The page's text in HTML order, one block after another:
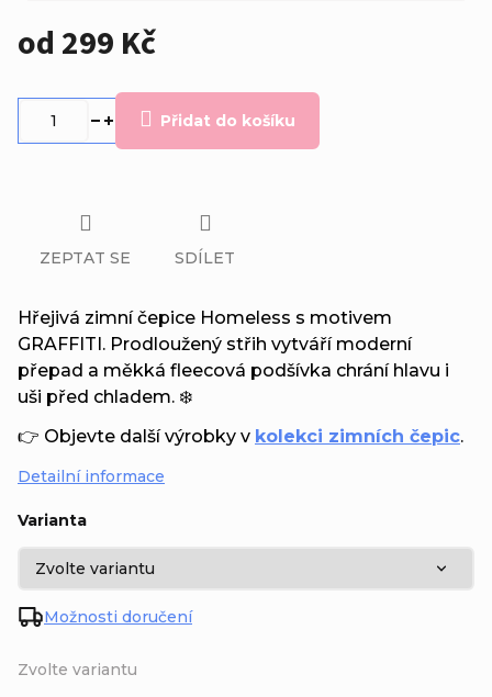
od 299 Kč
Zvolte variantu
Varianta
Možnosti doručení
Přidat do košíku
Hřejivá zimní čepice Homeless s motivem
GRAFFITI. Prodloužený střih vytváří moderní
přepad a měkká fleecová podšívka chrání hlavu i
uši před chladem. ❄️
👉 Objevte další výrobky v kolekci zimních čepic.
Detailní informace
ZEPTAT SE SDÍLET